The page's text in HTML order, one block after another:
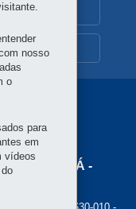
DO PARANÁ -
nosso
o
para
em
vídeos